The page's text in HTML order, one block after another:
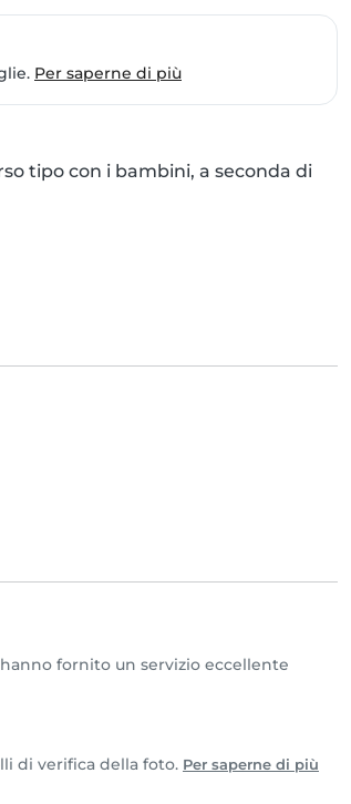
Per saperne di più
tipo con i bambini, a seconda di
fornito un servizio eccellente
di verifica della foto. Per saperne di più